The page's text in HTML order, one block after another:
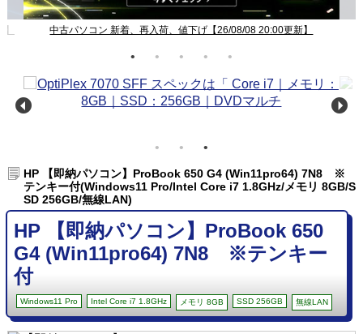
中古パソコン 新着、再入荷、値下げ【26/08/08 20:00更新】
HP 【即納パソコン】ProBook 650 G4 (Win11pro64) 7N8 ※
テンキー付(Windows11 Pro/Intel Core i7 1.8GHz/メモリ 8GB/S
SD 256GB/無線LAN)
HP 【即納パソコン】ProBook 650
G4 (Win11pro64) 7N8 ※テンキー
付
Windows11 Pro Intel Core i7 1.8GHz メモリ 8GB SSD 256GB 無線LAN